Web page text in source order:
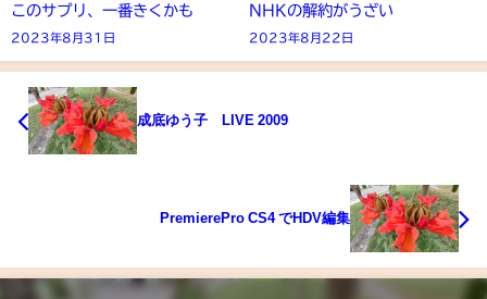
このサプリ、一番きくかも
2023年8月31日
NHKの解約がうざい
2023年8月22日
成底ゆう子 LIVE 2009
PremierePro CS4 でHDV編集